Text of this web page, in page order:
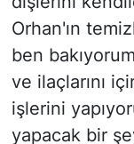
Orhan'ın
ben
ve ilaçlarını
işlerini
yapacak bir